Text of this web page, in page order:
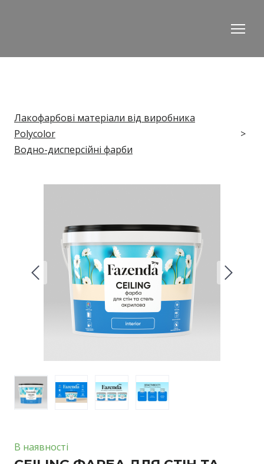
Лакофарбові матеріали від виробника
Polycolor
Водно-дисперсійні фарби
В наявності